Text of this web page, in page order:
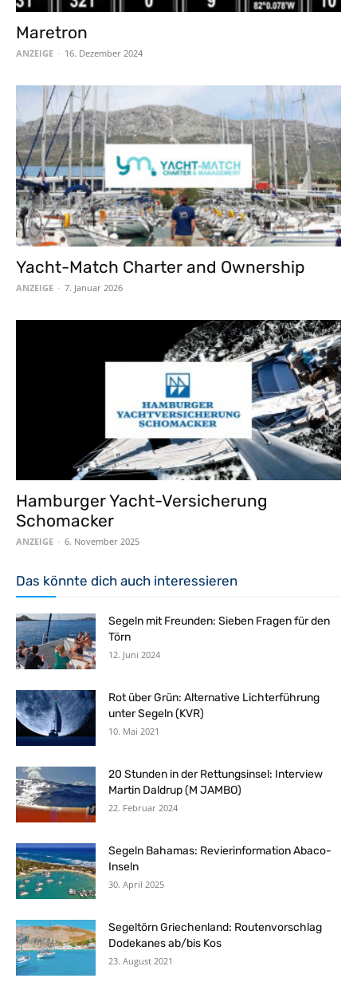
Maretron
ANZEIGE - 16. Dezember 2024
Yacht-Match Charter and Ownership
ANZEIGE - 7. Januar 2026
Hamburger Yacht-Versicherung
Schomacker
ANZEIGE - 6. November 2025
Das könnte dich auch interessieren
Segeln mit Freunden: Sieben Fragen für den
Törn
12. Juni 2024
Rot über Grün: Alternative Lichterführung
unter Segeln (KVR)
10. Mai 2021
20 Stunden in der Rettungsinsel: Interview
Martin Daldrup (M JAMBO)
22. Februar 2024
Segeln Bahamas: Revierinformation Abaco-
Inseln
30. April 2025
Segeltörn Griechenland: Routenvorschlag
Dodekanes ab/bis Kos
23. August 2021